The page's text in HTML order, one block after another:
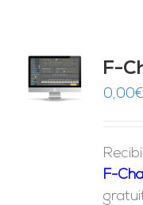
F-
0,00€
F-